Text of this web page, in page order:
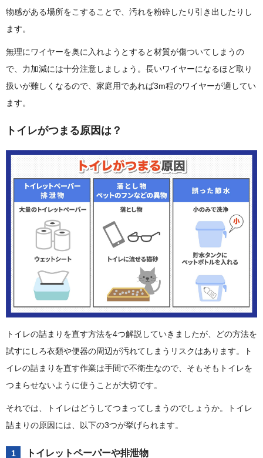
物感がある場所をこすることで、汚れを粉砕したり引き出したりし
ます。
無理にワイヤーを奥に入れようとすると材質が傷ついてしまうの
で、力加減には十分注意しましょう。長いワイヤーになるほど取り
扱いが難しくなるので、家庭用であれば3m程のワイヤーが適してい
ます。
トイレがつまる原因は？
トイレの詰まりを直す方法を4つ解説していきましたが、どの方法を
試すにしろ衣類や便器の周辺が汚れてしまうリスクはあります。ト
イレの詰まりを直す作業は手間で不衛生なので、そもそもトイレを
つまらせないように使うことが大切です。
それでは、トイレはどうしてつまってしまうのでしょうか。トイレ
詰まりの原因には、以下の3つが挙げられます。
1 トイレットペーパーや排泄物